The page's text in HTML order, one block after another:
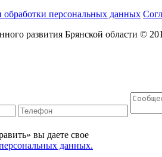
персональных данных
развития Брянской области ©
вы даете свое
данных.